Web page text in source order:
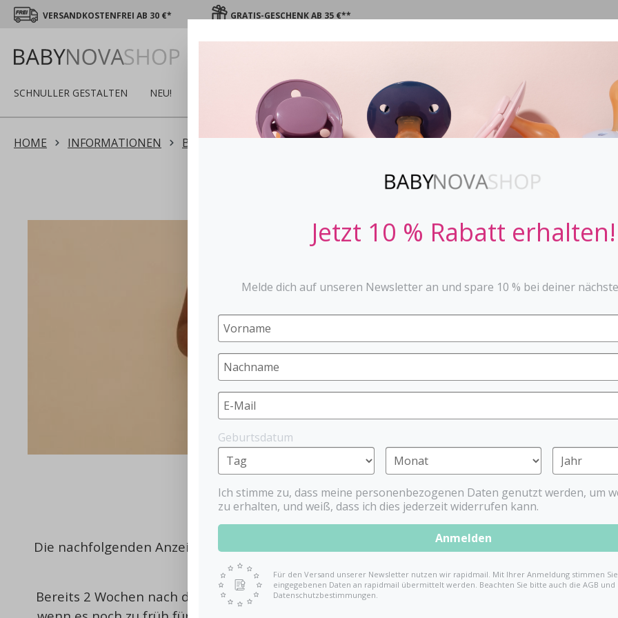
VERSANDKOSTENFREI AB 30 €* GRATIS-GESCHENK AB 35 €**
SCHNULLER GESTALTEN NEU! WINTER SCHNULLER STOPPi BABYFLASCHEN
HOME INFORMATIONEN BLOG 28 SCHWANGERSCHAFTSANZEICHEN
28 Schwangerschaftsanzeichen: Frühe Anzeichen
Die nachfolgenden Anzeichen und Symptome geben Ihnen ein Indiz dafür, dass Sie
Bereits 2 Wochen nach der Empfängnis kann Ihr Körper bereits erste Anzeichen aufweisen,
Jetzt 10 % Rabatt erhalten!
Melde dich auf unseren Newsletter an und spare 10 % bei deiner
Geburtsdatum
Ich stimme zu, dass meine personenbezogenen Daten genutzt werden, um
zu erhalten, und weiß, dass ich dies jederzeit widerrufen kann.
Anmelden
Für den Versand unserer Newsletter nutzen wir rapidmail. Mit Ihrer Anmeldung stimmen Sie
eingegebenen Daten an rapidmail übermittelt werden. Beachten Sie bitte auch die AGB und
Datenschutzbestimmungen.